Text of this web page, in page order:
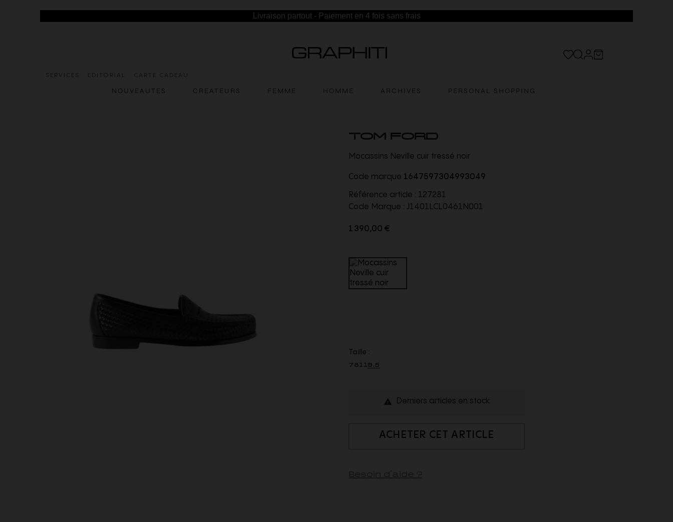
Livraison partout - Paiement en 4 fois sans frais
SERVICES EDITORIAL CARTE CADEAU
NOUVEAUTES CREATEURS FEMME HOMME ARCHIVES PERSONAL SHOPPING
TOM FORD
Mocassins Neville cuir tressé noir
Code marque 1647597304993049
Référence article : 127281
Code Marque : J1401LCL0461N001
1 390,00 €
Taille :
7811 9.5
 Derniers articles en stock
ACHETER CET ARTICLE